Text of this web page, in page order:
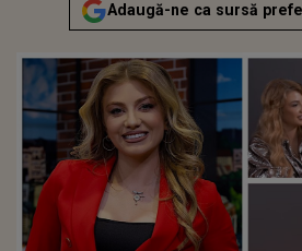
Adaugă-ne ca sursă